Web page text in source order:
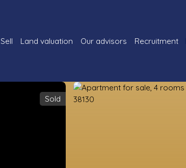
Sell Land valuation Our advisors Recruitment
Sold